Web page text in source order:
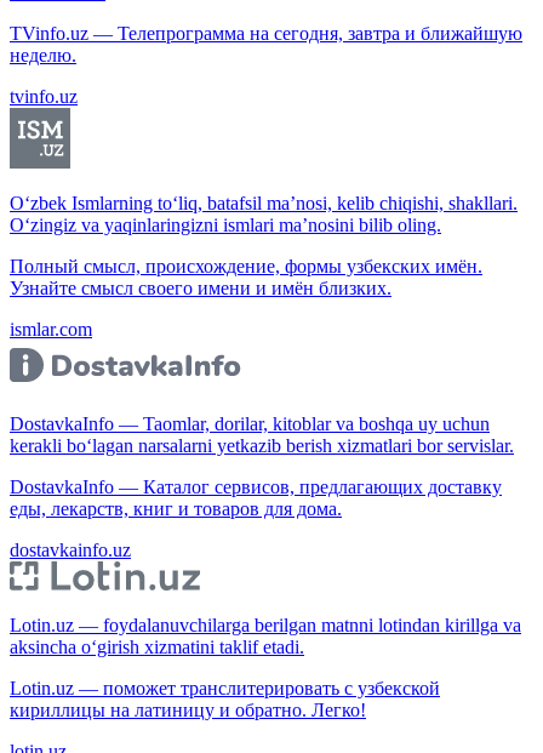
TVinfo.uz — Телепрограмма на сегодня, завтра и ближайшую
неделю.
tvinfo.uz
O‘zbek Ismlarning to‘liq, batafsil ma’nosi, kelib chiqishi, shakllari.
O‘zingiz va yaqinlaringizni ismlari ma’nosini bilib oling.
Полный смысл, происхождение, формы узбекских имён.
Узнайте смысл своего имени и имён близких.
ismlar.com
DostavkaInfo — Taomlar, dorilar, kitoblar va boshqa uy uchun
kerakli bo‘lagan narsalarni yetkazib berish xizmatlari bor servislar.
DostavkaInfo — Каталог сервисов, предлагающих доставку
еды, лекарств, книг и товаров для дома.
dostavkainfo.uz
Lotin.uz — foydalanuvchilarga berilgan matnni lotindan kirillga va
aksincha o‘girish xizmatini taklif etadi.
Lotin.uz — поможет транслитерировать с узбекской
кириллицы на латиницу и обратно. Легко!